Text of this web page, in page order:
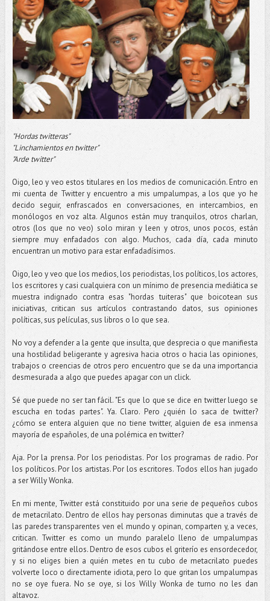
"Hordas twitteras"
"Linchamientos en twitter"
"Arde twitter"
Oigo, leo y veo estos titulares en los medios de comunicación. Entro en
mi cuenta de Twitter y encuentro a mis umpalumpas, a los que yo he
decido seguir, enfrascados en conversaciones, en intercambios, en
monólogos en voz alta. Algunos están muy tranquilos, otros charlan,
otros (los que no veo) solo miran y leen y otros, unos pocos, están
siempre muy enfadados con algo. Muchos, cada día, cada minuto
encuentran un motivo para estar enfadadísimos.
Oigo, leo y veo que los medios, los periodistas, los políticos, los actores,
los escritores y casi cualquiera con un mínimo de presencia mediática se
muestra indignado contra esas "hordas tuiteras" que boicotean sus
iniciativas, critican sus artículos contrastando datos, sus opiniones
políticas, sus películas, sus libros o lo que sea.
No voy a defender a la gente que insulta, que desprecia o que manifiesta
una hostilidad beligerante y agresiva hacia otros o hacia las opiniones,
trabajos o creencias de otros pero encuentro que se da una importancia
desmesurada a algo que puedes apagar con un click.
Sé que puede no ser tan fácil. "Es que lo que se dice en twitter luego se
escucha en todas partes". Ya. Claro. Pero ¿quién lo saca de twitter?
¿cómo se entera alguien que no tiene twitter, alguien de esa inmensa
mayoría de españoles, de una polémica en twitter?
Aja. Por la prensa. Por los periodistas. Por los programas de radio. Por
los políticos. Por los artistas. Por los escritores. Todos ellos han jugado
a ser Willy Wonka.
En mi mente, Twitter está constituido por una serie de pequeños cubos
de metacrilato. Dentro de ellos hay personas diminutas que a través de
las paredes transparentes ven el mundo y opinan, comparten y, a veces,
critican. Twitter es como un mundo paralelo lleno de umpalumpas
gritándose entre ellos. Dentro de esos cubos el griterío es ensordecedor,
y si no eliges bien a quién metes en tu cubo de metacrilato puedes
volverte loco o directamente idiota, pero lo que gritan los umpalumpas
no se oye fuera. No se oye, si los Willy Wonka de turno no les dan
altavoz.